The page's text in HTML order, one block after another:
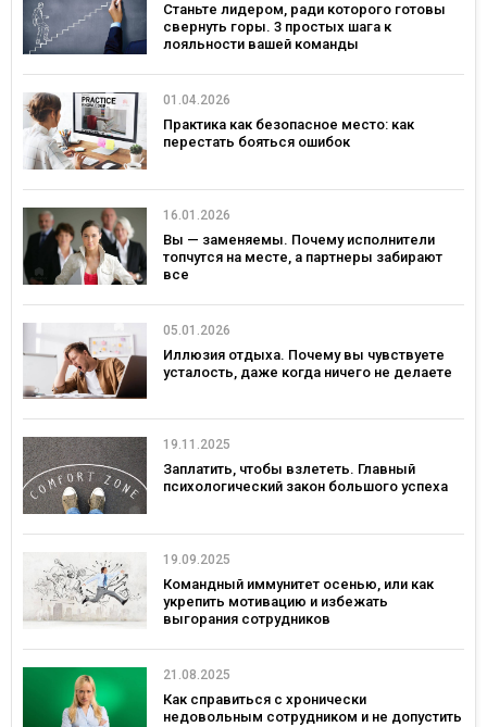
Станьте лидером, ради которого готовы
свернуть горы. 3 простых шага к
лояльности вашей команды
01.04.2026
Практика как безопасное место: как
перестать бояться ошибок
16.01.2026
Вы — заменяемы. Почему исполнители
топчутся на месте, а партнеры забирают
все
05.01.2026
Иллюзия отдыха. Почему вы чувствуете
усталость, даже когда ничего не делаете
19.11.2025
Заплатить, чтобы взлететь. Главный
психологический закон большого успеха
19.09.2025
Командный иммунитет осенью, или как
укрепить мотивацию и избежать
выгорания сотрудников
21.08.2025
Как справиться с хронически
недовольным сотрудником и не допустить